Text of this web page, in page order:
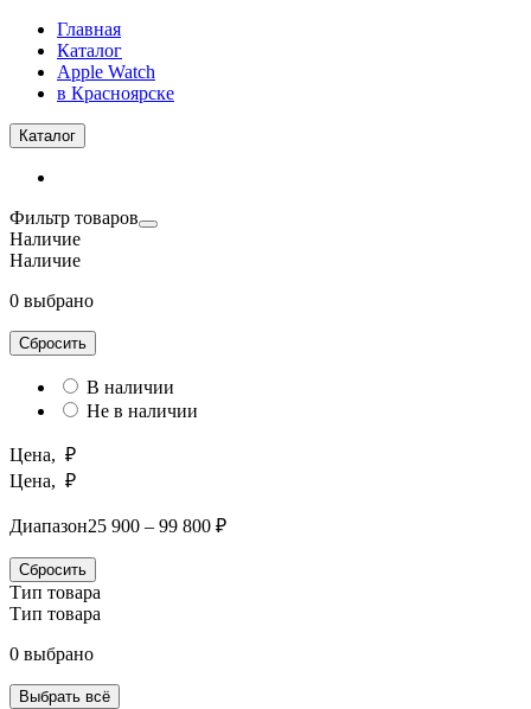
Главная
Каталог
Apple Watch
в Красноярске
Каталог
Фильтр товаров
Наличие
Наличие
0 выбрано
Сбросить
В наличии
Не в наличии
Цена, ₽
Цена, ₽
Диапазон25 900 – 99 800 ₽
Сбросить
Тип товара
Тип товара
0 выбрано
Выбрать всё